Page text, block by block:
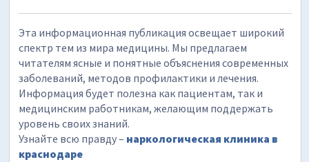
Эта информационная публикация освещает широкий
спектр тем из мира медицины. Мы предлагаем
читателям ясные и понятные объяснения современных
заболеваний, методов профилактики и лечения.
Информация будет полезна как пациентам, так и
медицинским работникам, желающим поддержать
уровень своих знаний.
Узнайте всю правду – наркологическая клиника в
краснодаре